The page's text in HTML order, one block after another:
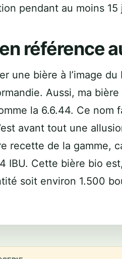
pendant au moins 15
référence
une bière à l’image
Aussi, ma
la 6.6.44. Ce nom
avant tout une
recette de la gamme,
IBU. Cette bière bio
soit environ 1.500